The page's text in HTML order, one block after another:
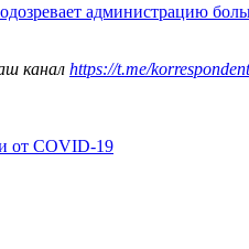
администрацию
канал https://t.me/
от COVID-19